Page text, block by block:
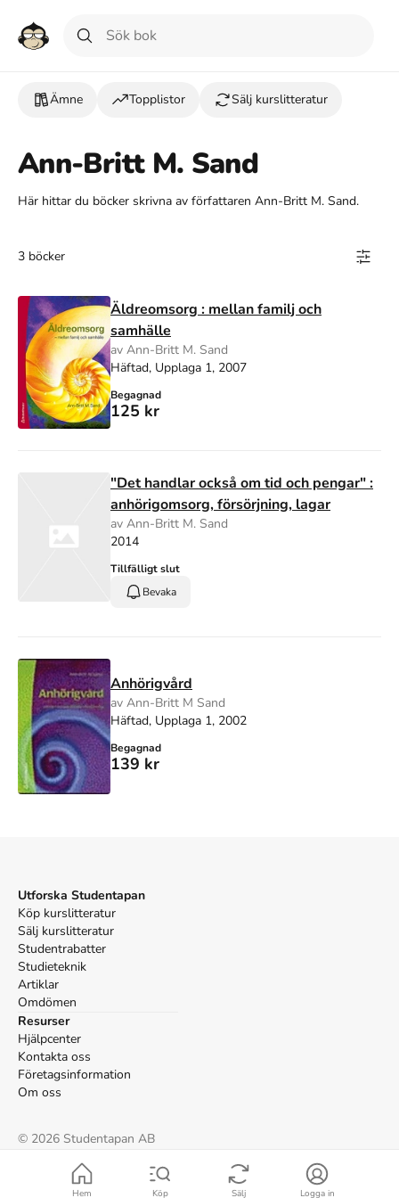
Ämne Topplistor Sälj kurslitteratur
Ann-Britt M. Sand
Här hittar du böcker skrivna av författaren Ann-Britt M. Sand.
3 böcker
Äldreomsorg : mellan familj och
samhälle
av Ann-Britt M. Sand
Häftad, Upplaga 1, 2007
Begagnad
125 kr
"Det handlar också om tid och pengar" :
anhörigomsorg, försörjning, lagar
av Ann-Britt M. Sand
2014
Tillfälligt slut
Bevaka
Anhörigvård
av Ann-Britt M Sand
Häftad, Upplaga 1, 2002
Begagnad
139 kr
Utforska Studentapan
Köp kurslitteratur
Sälj kurslitteratur
Studentrabatter
Studieteknik
Artiklar
Omdömen
Resurser
Hjälpcenter
Kontakta oss
Företagsinformation
Om oss
© 2026 Studentapan AB
Cookies
Hem Köp Sälj Logga in